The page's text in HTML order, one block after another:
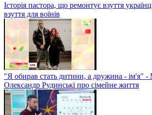
Історія пастора, що ремонтує взуття
взуття для воїнів
"Я обирав стать дитини, а дружина - ім'я" -
Олександр Рудинські про сімейне життя